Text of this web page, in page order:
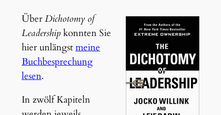
ÜberDichotomy of
Leadershipkonnten Sie
hier unlängstmeine
Buchbesprechung
lesen.
In zwölf Kapiteln